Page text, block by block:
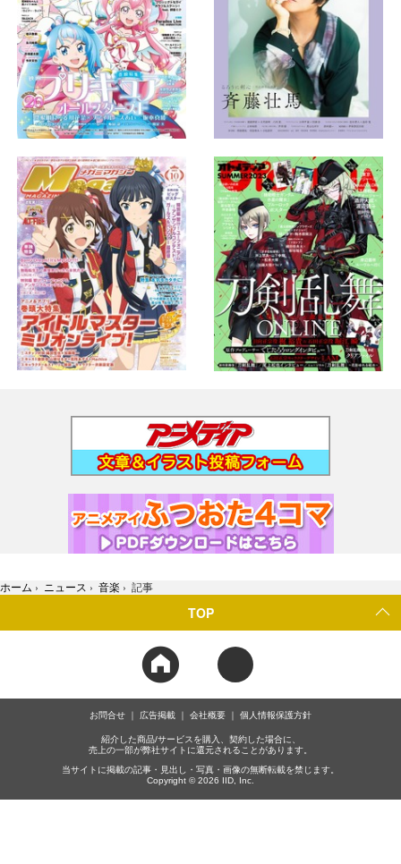
ホーム › ニュース › 音楽 › 記事
TOP
お問合せ 広告掲載 会社概要 個人情報保護方針
紹介した商品/サービスを購入、契約した場合に、
売上の一部が弊社サイトに還元されることがあります。
当サイトに掲載の記事・見出し・写真・画像の無断転載を禁じます。
Copyright © 2026 IID, Inc.